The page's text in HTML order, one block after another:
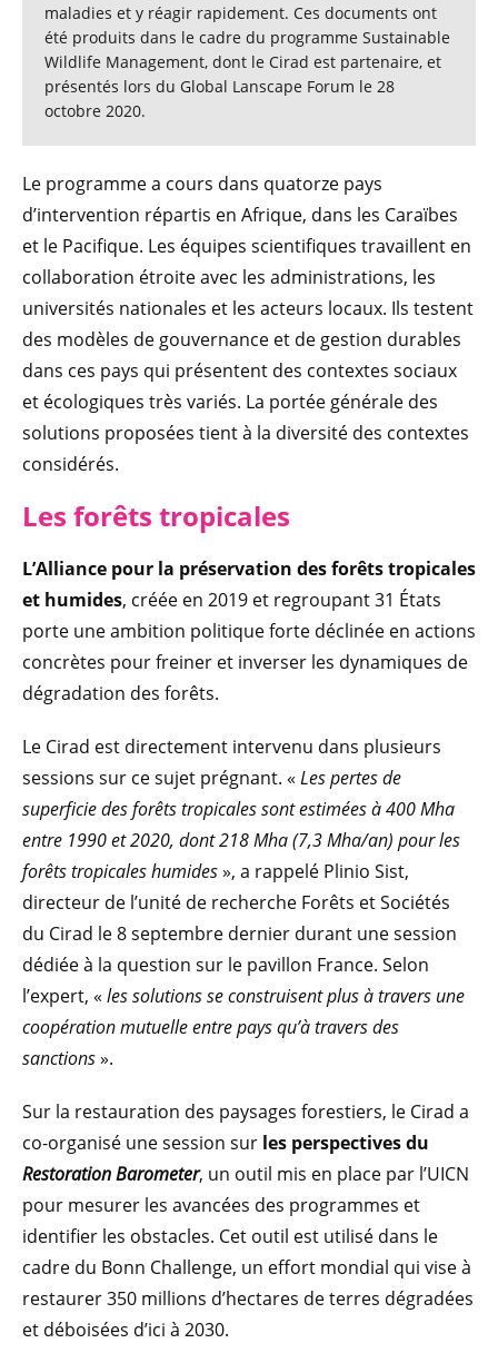
maladies et y réagir rapidement. Ces documents ont
été produits dans le cadre du programme Sustainable
Wildlife Management, dont le Cirad est partenaire, et
présentés lors du Global Lanscape Forum le 28
octobre 2020.
Le programme a cours dans quatorze pays
d’intervention répartis en Afrique, dans les Caraïbes
et le Pacifique. Les équipes scientifiques travaillent en
collaboration étroite avec les administrations, les
universités nationales et les acteurs locaux. Ils testent
des modèles de gouvernance et de gestion durables
dans ces pays qui présentent des contextes sociaux
et écologiques très variés. La portée générale des
solutions proposées tient à la diversité des contextes
considérés.
Les forêts tropicales
L’Alliance pour la préservation des forêts tropicales
et humides, créée en 2019 et regroupant 31 États
porte une ambition politique forte déclinée en actions
concrètes pour freiner et inverser les dynamiques de
dégradation des forêts.
Le Cirad est directement intervenu dans plusieurs
sessions sur ce sujet prégnant. « Les pertes de
superficie des forêts tropicales sont estimées à 400 Mha
entre 1990 et 2020, dont 218 Mha (7,3 Mha/an) pour les
forêts tropicales humides», a rappelé Plinio Sist,
directeur de l’unité de recherche Forêts et Sociétés
du Cirad le 8 septembre dernier durant une session
dédiée à la question sur le pavillon France. Selon
l’expert, « les solutions se construisent plus à travers une
coopération mutuelle entre pays qu’à travers des
sanctions».
Sur la restauration des paysages forestiers, le Cirad a
co-organisé une session sur les perspectives du
Restoration Barometer, un outil mis en place par l’UICN
pour mesurer les avancées des programmes et
identifier les obstacles. Cet outil est utilisé dans le
cadre du Bonn Challenge, un effort mondial qui vise à
restaurer 350 millions d’hectares de terres dégradées
et déboisées d’ici à 2030.